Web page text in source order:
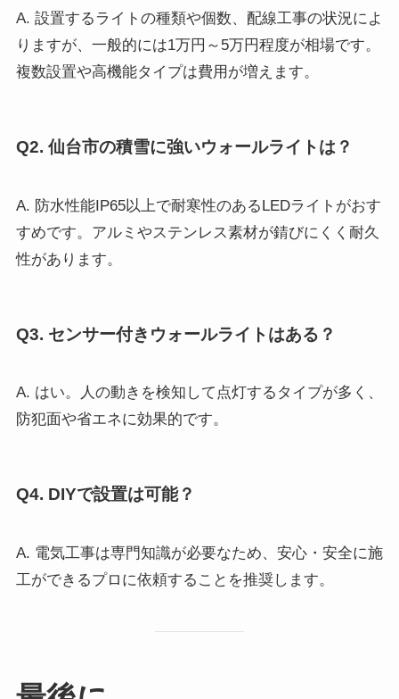
A. 設置するライトの種類や個数、配線工事の状況によ
りますが、一般的には1万円～5万円程度が相場です。
複数設置や高機能タイプは費用が増えます。
Q2. 仙台市の積雪に強いウォールライトは？
A. 防水性能IP65以上で耐寒性のあるLEDライトがおす
すめです。アルミやステンレス素材が錆びにくく耐久
性があります。
Q3. センサー付きウォールライトはある？
A. はい。人の動きを検知して点灯するタイプが多く、
防犯面や省エネに効果的です。
Q4. DIYで設置は可能？
A. 電気工事は専門知識が必要なため、安心・安全に施
工ができるプロに依頼することを推奨します。